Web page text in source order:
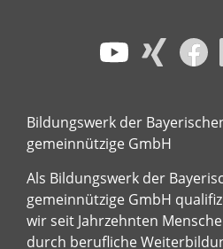
Bildungswerk der
gemeinnützige GmbH
Als Bildungswerk der
gemeinnützige GmbH
wir seit Jahrzehnten
durch berufliche